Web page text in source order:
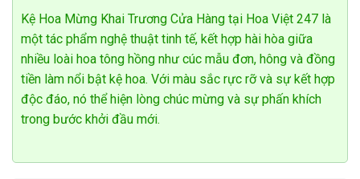
Kệ Hoa Mừng Khai Trương Cửa Hàng tại Hoa Việt 247 là
một tác phẩm nghệ thuật tinh tế, kết hợp hài hòa giữa
nhiều loài hoa tông hồng như cúc mẫu đơn, hông và đồng
tiền làm nổi bật kệ hoa. Với màu sắc rực rỡ và sự kết hợp
độc đáo, nó thể hiện lòng chúc mừng và sự phấn khích
trong bước khởi đầu mới.